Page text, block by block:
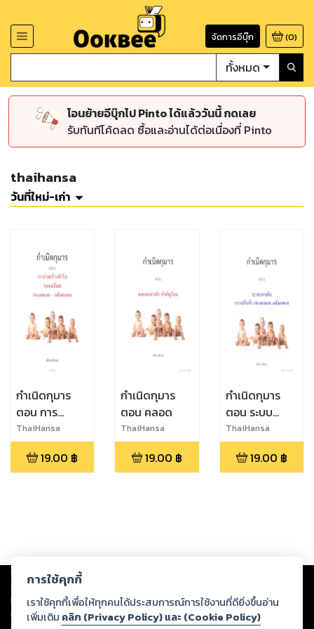
จัดการอีบุ๊ก (0)
ทั้งหมด
โอนย้ายอีบุ๊กไป Pinto ได้แล้ววันนี้ กดเลย
รับทันทีโค้ดลด ซื้อและอ่านได้ต่อเนื่องที่ Pinto
thaihansa
วันที่ใหม่-เก่า
กำเนิดกุมาร
ตอน การ
ก่อสร้างหัวใจ
วงจรเลือด ก่อน
คลอด - หลังค
ThaiHansa
19.00 ฿
กำเนิดกุมาร
ตอน คลอด
ThaiHansa
19.00 ฿
กำเนิดกุมาร
ตอน ระบบ
หายใจ สำคัญ
มาก
ThaiHansa
19.00 ฿
Copyright © 2026
ต่อผลงานหรือเนื้อหาใดที่อัปโหลดผ่านเว็บไซต์และปรากฏว่าละเมิดสิทธิใน
ทรัพย์สินทางปัญญาของบุคคลอื่นหรือขัดต่อกฎหมายและศีลธรรม ดังนั้น ผู้อ่าน
ทุกท่านโปรดใช้วิจารณญาณในการกลั่นกรองด้วยตนเอง และหากท่านพบว่าส่วน
การใช้คุกกี้
เราใช้คุกกี้เพื่อให้ทุกคนได้ประสบการณ์การใช้งานที่ดียิ่งขึ้นอ่าน
เพิ่มเติม คลิก (Privacy Policy) และ (Cookie Policy)